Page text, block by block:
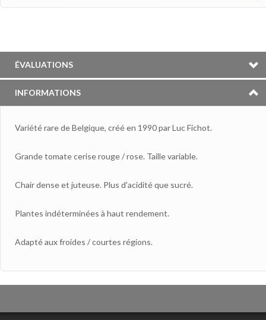
ÉVALUATIONS
INFORMATIONS
Variété rare de Belgique, créé en 1990 par Luc Fichot.
Grande tomate cerise rouge / rose. Taille variable.
Chair dense et juteuse. Plus d'acidité que sucré.
Plantes indéterminées à haut rendement.
Adapté aux froides / courtes régions.